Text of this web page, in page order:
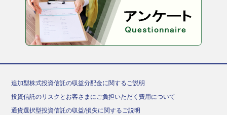
追加型株式投資信託の収益分配金に関するご説明
投資信託のリスクとお客さまにご負担いただく費用について
通貨選択型投資信託の収益/損失に関するご説明